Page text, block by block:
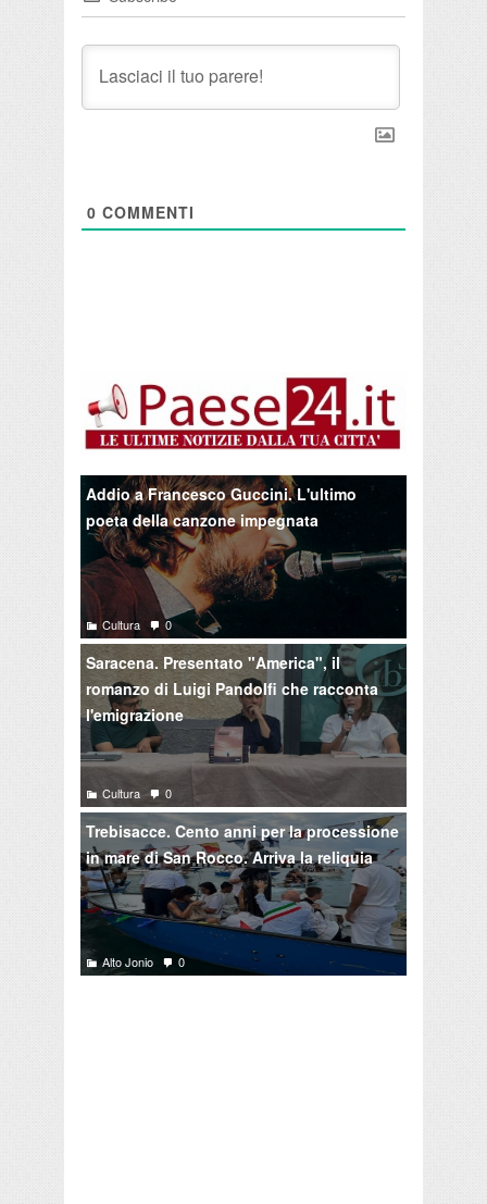
0 COMMENTI
Addio a Francesco Guccini. L'ultimo
poeta della canzone impegnata
Cultura 0
Saracena. Presentato "America", il
romanzo di Luigi Pandolfi che racconta
l'emigrazione
Cultura 0
Trebisacce. Cento anni per la processione
in mare di San Rocco. Arriva la reliquia
Alto Jonio 0